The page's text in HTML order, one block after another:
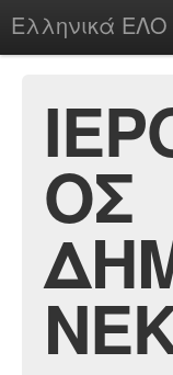
Ελληνικά ΕΛΟ
chesstu.be @ discord
LoginΟΣ